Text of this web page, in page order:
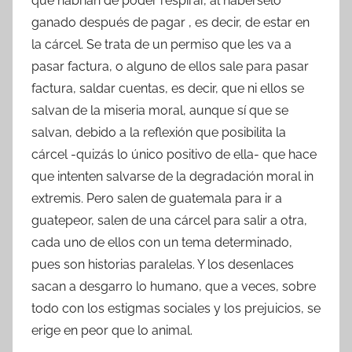
ganado después de pagar , es decir, de estar en
la cárcel. Se trata de un permiso que les va a
pasar factura, o alguno de ellos sale para pasar
factura, saldar cuentas, es decir, que ni ellos se
salvan de la miseria moral, aunque sí que se
salvan, debido a la reflexión que posibilita la
cárcel -quizás lo único positivo de ella- que hace
que intenten salvarse de la degradación moral in
extremis. Pero salen de guatemala para ir a
guatepeor, salen de una cárcel para salir a otra,
cada uno de ellos con un tema determinado,
pues son historias paralelas. Y los desenlaces
sacan a desgarro lo humano, que a veces, sobre
todo con los estigmas sociales y los prejuicios, se
erige en peor que lo animal.